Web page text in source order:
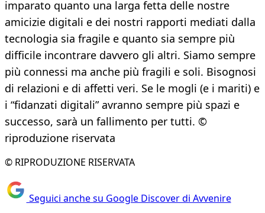
imparato quanto una larga fetta delle nostre
amicizie digitali e dei nostri rapporti mediati dalla
tecnologia sia fragile e quanto sia sempre più
difficile incontrare davvero gli altri. Siamo sempre
più connessi ma anche più fragili e soli. Bisognosi
di relazioni e di affetti veri. Se le mogli (e i mariti) e
i “fidanzati digitali” avranno sempre più spazi e
successo, sarà un fallimento per tutti. ©
riproduzione riservata
© RIPRODUZIONE RISERVATA
Seguici anche su Google Discover di Avvenire